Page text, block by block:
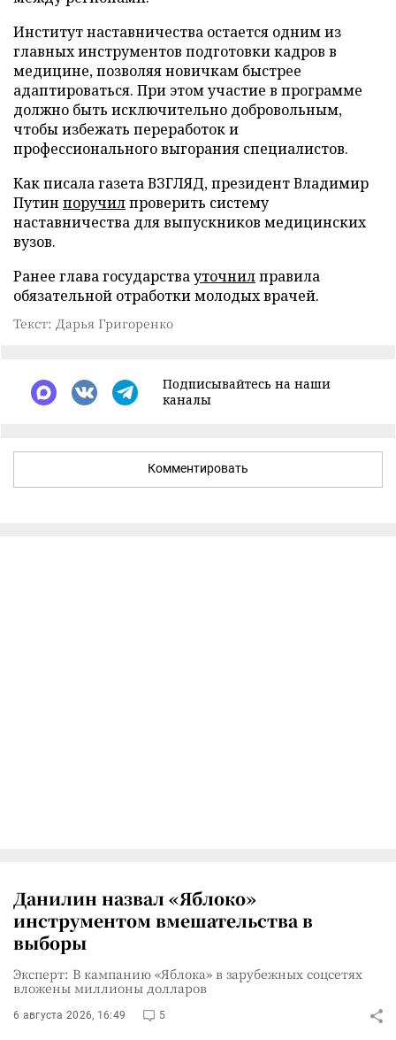
Институт наставничества остается одним из
главных инструментов подготовки кадров в
медицине, позволяя новичкам быстрее
адаптироваться. При этом участие в программе
должно быть исключительно добровольным,
чтобы избежать переработок и
профессионального выгорания специалистов.
Как писала газета ВЗГЛЯД, президент Владимир
Путин поручилпроверить систему
наставничества для выпускников медицинских
вузов.
Ранее глава государствауточнилправила
обязательной отработки молодых врачей.
Текст: Дарья Григоренко
Подписывайтесь на наши
каналы
Комментировать
Данилин назвал «Яблоко»
инструментом вмешательства в
выборы
Эксперт: В кампанию «Яблока» в зарубежных соцсетях
вложены миллионы долларов
6 августа 2026, 16:49 5